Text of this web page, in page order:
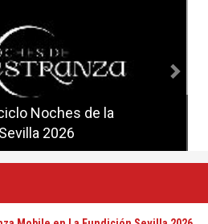
Candlelight en